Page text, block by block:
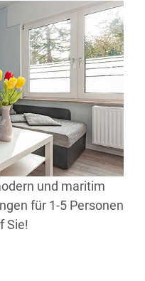
und maritim
für 1-5 Personen
Sie!